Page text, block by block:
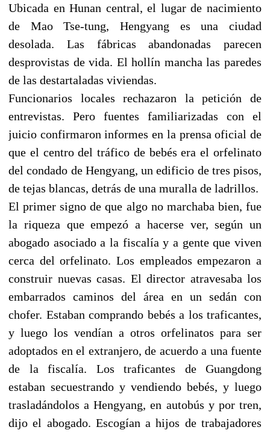
Ubicada en Hunan central, el lugar de nacimiento
de Mao Tse-tung, Hengyang es una ciudad
desolada. Las fábricas abandonadas parecen
desprovistas de vida. El hollín mancha las paredes
de las destartaladas viviendas.
Funcionarios locales rechazaron la petición de
entrevistas. Pero fuentes familiarizadas con el
juicio confirmaron informes en la prensa oficial de
que el centro del tráfico de bebés era el orfelinato
del condado de Hengyang, un edificio de tres pisos,
de tejas blancas, detrás de una muralla de ladrillos.
El primer signo de que algo no marchaba bien, fue
la riqueza que empezó a hacerse ver, según un
abogado asociado a la fiscalía y a gente que viven
cerca del orfelinato. Los empleados empezaron a
construir nuevas casas. El director atravesaba los
embarrados caminos del área en un sedán con
chofer. Estaban comprando bebés a los traficantes,
y luego los vendían a otros orfelinatos para ser
adoptados en el extranjero, de acuerdo a una fuente
de la fiscalía. Los traficantes de Guangdong
estaban secuestrando y vendiendo bebés, y luego
trasladándolos a Hengyang, en autobús y por tren,
dijo el abogado. Escogían a hijos de trabajadores